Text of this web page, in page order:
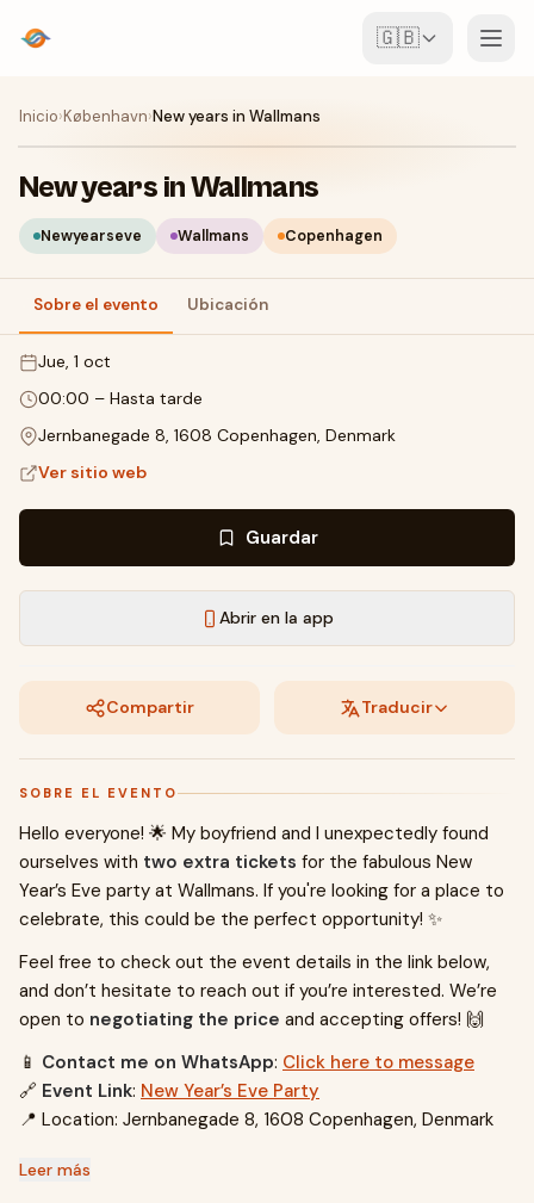
🇬🇧
Eventos
Mapa
Lugares
Para organizadores
Crear evento
Inicio›København›New years in Wallmans
New years in Wallmans
Newyearseve Wallmans Copenhagen
Sobre el evento Ubicación
jue, 1 oct
00:00 – Hasta tarde
Jernbanegade 8, 1608 Copenhagen, Denmark
Ver sitio web
Guardar
Abrir en la app
Compartir Traducir
SOBRE EL EVENTO
Hello everyone! 🌟 My boyfriend and I unexpectedly found
ourselves with two extra tickets for the fabulous New
Year’s Eve party at Wallmans. If you're looking for a place to
celebrate, this could be the perfect opportunity! ✨
Feel free to check out the event details in the link below,
and don’t hesitate to reach out if you’re interested. We’re
open to negotiating the price and accepting offers! 🙌
📱 Contact me on WhatsApp: Click here to message
🔗 Event Link: New Year’s Eve Party
📍 Location: Jernbanegade 8, 1608 Copenhagen, Denmark
Leer más